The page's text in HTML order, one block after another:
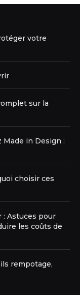
votre
sur la
in Design :
choisir ces
: Astuces pour
les coûts de
rempotage,